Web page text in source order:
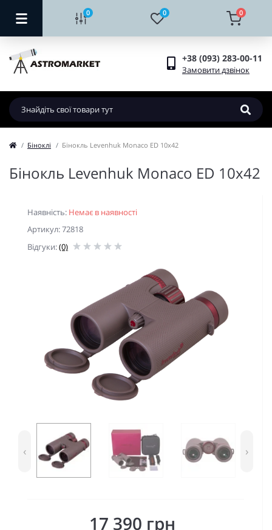
0 0 0
+38 (093) 283-00-11
Замовити дзвінок
Біноклі Бінокль Levenhuk Monaco ED 10x42
Бінокль Levenhuk Monaco ED 10x42
Наявність: Немає в наявності
Артикул: 72818
Відгуки:(0)
‹ ›
17 390 грн